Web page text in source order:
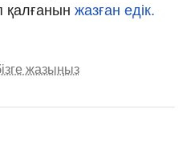
қалғанын жазған едік.
жазыңыз